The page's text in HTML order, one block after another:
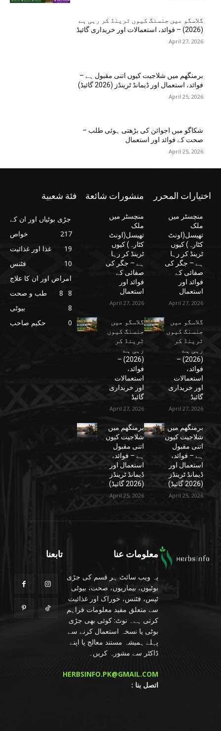
گلاسگو میں جنسنگ کیوں ٹرینڈ کر رہی ہے
(2026) – فوائد، استعمالات اور خریداری گائیڈ
April 27, 2026
برمنگھم میں شلاجیت کیوں اتنی مقبول ہے –
فوائد، استعمال اور ڈیمانڈ ٹرینڈز (2026 گائیڈ)
April 25, 2026
شکاگو میں اجوائن کی بڑھتی ہوئی طلب –
صحت کے فوائد اور استعمال
April 25, 2026
اختيارات المحرر
منچسٹر میں
ملک
تھیسل(اونٹ
کٹارہ) کیوں
ٹرینڈ کر رہا
ہے – جگر کی
صفائی کے
فوائد اور
استعمال
April 27, 2026
گلاسگو میں
جنسنگ کیوں
ٹرینڈ کر
رہی ہے
(2026) –
فوائد،
استعمالات
اور خریداری
گائیڈ
April 27, 2026
برمنگھم میں
شلاجیت کیوں
اتنی مقبول
ہے – فوائد،
استعمال اور
ڈیمانڈ ٹرینڈز
(2026 گائیڈ)
April 25, 2026
منشورات شائعة
منچسٹر میں
ملک
تھیسل(اونٹ
کٹارہ) کیوں
ٹرینڈ کر رہا
ہے – جگر کی
صفائی کے
فوائد اور
استعمال
April 27, 2026
گلاسگو میں
جنسنگ کیوں
ٹرینڈ کر
رہی ہے
(2026) –
فوائد،
استعمالات
اور خریداری
گائیڈ
April 27, 2026
برمنگھم میں
شلاجیت کیوں
اتنی مقبول
ہے – فوائد،
استعمال اور
ڈیمانڈ ٹرینڈز
(2026 گائیڈ)
April 25, 2026
فئة شعبية
جڑی بوٹیاں اور ان کے
خواص
217
غذا اور غذائیت
19
فٹنس
10
امراض اور ان کا علاج
8
طب و صحت
8
بیوٹی
8
حکیم صاحب
0
معلومات عنا
یہ ویب سائٹ ہر قسم کی جڑی
بوٹیوں، بیماریوں، صحت، بیوٹی
ٹپس، فٹنس، خوراک اور غذائیت
سے متعلق مفید معلومات فراہم
کرتی ہے۔ نوٹ: کوئی بھی جڑی
بوٹی یا نسخہ استعمال کرنے سے
پہلے ہمیشہ مستند معالج یا اپنے
ڈاکٹر سے مشورہ کریں۔
HERBSINFO.PK@GMAIL.COM
: اتصل بنا
تابعنا